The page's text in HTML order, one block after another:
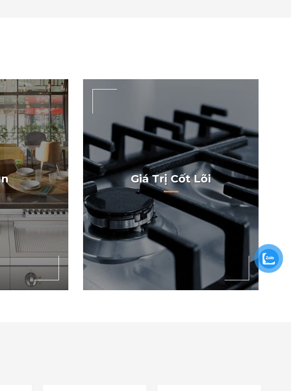
tin hàng
bếp công
sống con
người.
Giữ vững giá trị đặc trưng của doanh
nghiệp: giá trị cốt lõi sẽ có ảnh hưởng
nhất định tới quyết định của nhà
quản trị.
Giá Trị Cốt Lõi